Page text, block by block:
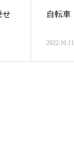
せ
自転車
2022.10.11